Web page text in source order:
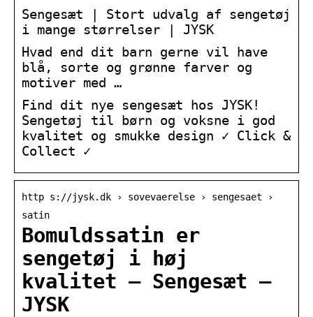
Sengesæt | Stort udvalg af sengetøj
i mange størrelser | JYSK
Hvad end dit barn gerne vil have
blå, sorte og grønne farver og
motiver med …
Find dit nye sengesæt hos JYSK!
Sengetøj til børn og voksne i god
kvalitet og smukke design ✓ Click &
Collect ✓
http s://jysk.dk › sovevaerelse › sengesaet ›
satin
Bomuldssatin er
sengetøj i høj
kvalitet – Sengesæt –
JYSK